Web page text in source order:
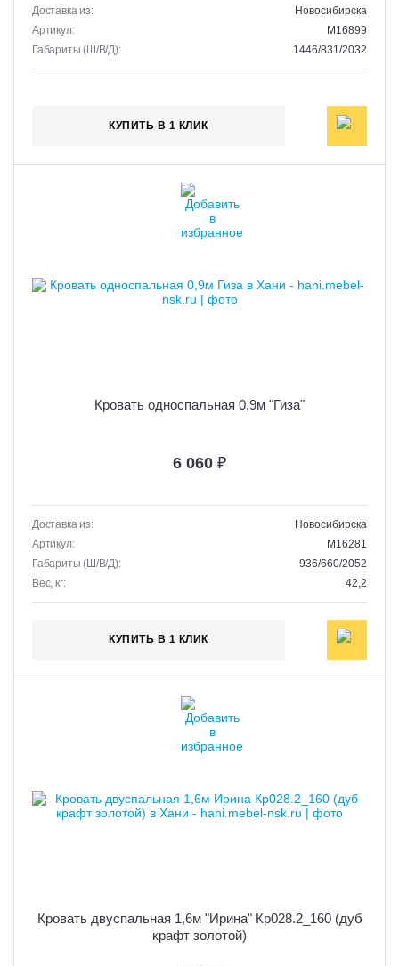
Доставка из:
Новосибирска
Артикул:
M16899
Габариты (Ш/В/Д):
1446/831/2032
КУПИТЬ В 1 КЛИК
Кровать односпальная 0,9м "Гиза"
6 060 ₽
Доставка из:
Новосибирска
Артикул:
M16281
Габариты (Ш/В/Д):
936/660/2052
Вес, кг:
42,2
КУПИТЬ В 1 КЛИК
Кровать двуспальная 1,6м "Ирина" Кр028.2_160 (дуб
крафт золотой)